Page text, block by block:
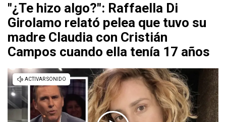
"¿Te hizo algo?": Raffaella Di
Girolamo relató pelea que tuvo su
madre Claudia con Cristián
Campos cuando ella tenía 17 años